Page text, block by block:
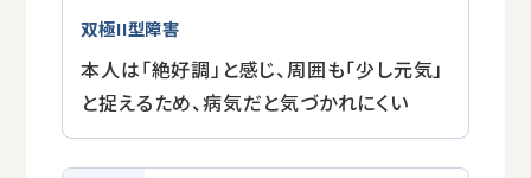
本人は「絶好調」と感じ、周囲も「少し元気」
と捉えるため、病気だと気づかれにくい